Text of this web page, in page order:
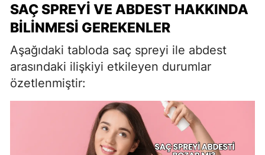
SAÇ SPREYI VE ABDEST HAKKINDA
BILINMESI GEREKENLER
Aşağıdaki tabloda saç spreyi ile abdest
arasındaki ilişkiyi etkileyen durumlar
özetlenmiştir: